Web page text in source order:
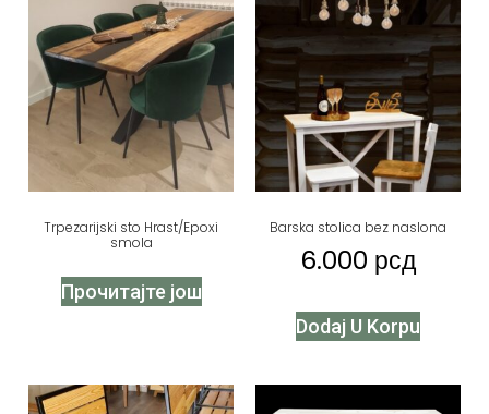
Trpezarijski sto Hrast/Epoxi
smola
Прочитајте још
Barska stolica bez naslona
6.000 рсд
Dodaj U Korpu